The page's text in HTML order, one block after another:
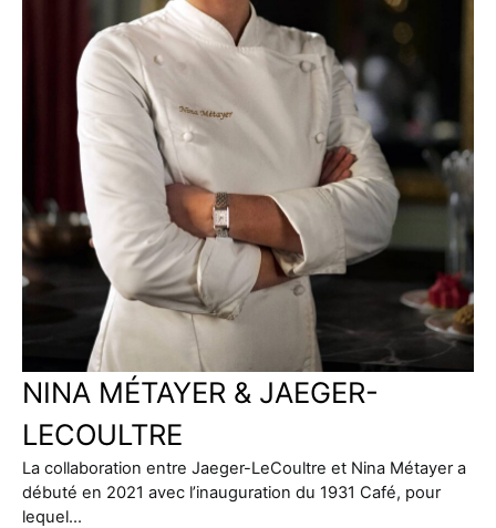
NINA MÉTAYER & JAEGER-
LECOULTRE
La collaboration entre Jaeger-LeCoultre et Nina Métayer a
débuté en 2021 avec l’inauguration du 1931 Café, pour
lequel…